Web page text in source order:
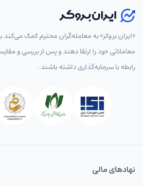
«ایران بروکر» به معامله‌گران محترم کمک می‌کند
معاملاتی خود را ارتقا دهند و پس از بررسی و
رابطه با سرمایه‌گذاری داشته باشند .
نهاد‌های مالی